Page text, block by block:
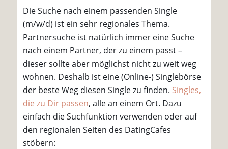
Die Suche nach einem passenden Single
(m/w/d) ist ein sehr regionales Thema.
Partnersuche ist natürlich immer eine Suche
nach einem Partner, der zu einem passt –
dieser sollte aber möglichst nicht zu weit weg
wohnen. Deshalb ist eine (Online-) Singlebörse
der beste Weg diesen Single zu finden. Singles,
die zu Dir passen, alle an einem Ort. Dazu
einfach die Suchfunktion verwenden oder auf
den regionalen Seiten des DatingCafes
stöbern: